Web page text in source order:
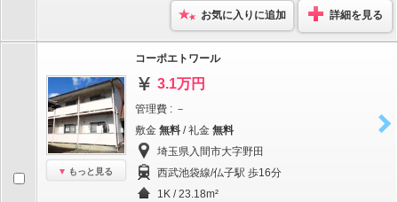
お気に入りに追加 詳細を見る
もっと見る
コーポエトワール
3.1万円
管理費 : －
敷金 無料 / 礼金 無料
埼玉県入間市大字野田
西武池袋線/仏子駅 歩16分
1K / 23.18m²